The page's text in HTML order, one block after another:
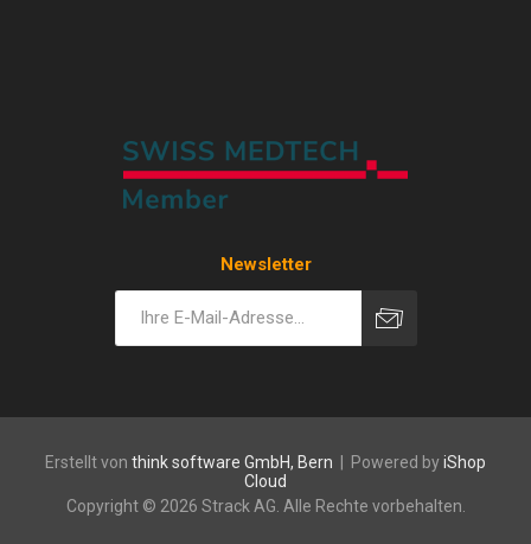
Newsletter
Erstellt von think software GmbH, Bern | Powered byiShop
Cloud
Copyright © 2026 Strack AG. Alle Rechte vorbehalten.